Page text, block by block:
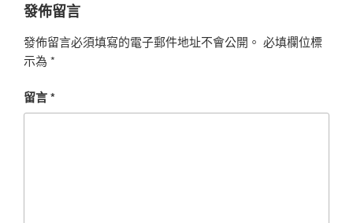
發佈留言
發佈留言必須填寫的電子郵件地址不會公開。 必填欄位標
示為 *
留言*